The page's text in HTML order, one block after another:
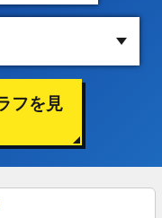
フを見